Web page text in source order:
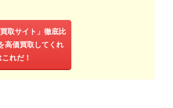
取サイト」徹底比
高価買取してくれ
れだ！